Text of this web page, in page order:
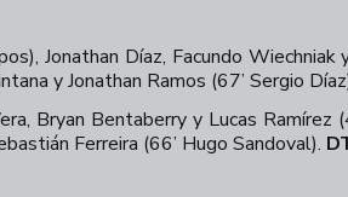
Jonathan Díaz, Facundo
y Jonathan Ramos (67’ Sergio
Bryan Bentaberry y Lucas
Ferreira (66’ Hugo Sandoval).